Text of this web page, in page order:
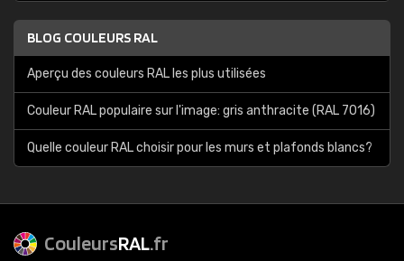
BLOG COULEURS RAL
Aperçu des couleurs RAL les plus utilisées
Couleur RAL populaire sur l'image: gris anthracite (RAL 7016)
Quelle couleur RAL choisir pour les murs et plafonds blancs?
CouleursRAL.fr